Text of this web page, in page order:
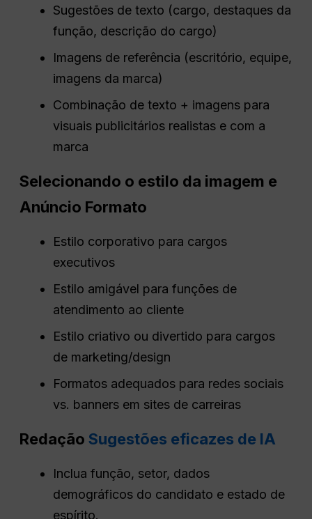
Sugestões de texto (cargo, destaques da
função, descrição do cargo)
Imagens de referência (escritório, equipe,
imagens da marca)
Combinação de texto + imagens para
visuais publicitários realistas e com a
marca
Selecionando o estilo da imagem e
Anúncio Formato
Estilo corporativo para cargos
executivos
Estilo amigável para funções de
atendimento ao cliente
Estilo criativo ou divertido para cargos
de marketing/design
Formatos adequados para redes sociais
vs. banners em sites de carreiras
RedaçãoSugestões eficazes de IA
Inclua função, setor, dados
demográficos do candidato e estado de
espírito.